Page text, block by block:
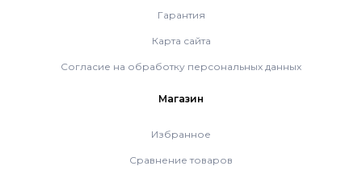
Системы дымоудаления
Гарантия
Карта сайта
Согласие на обработку персональных данных
Магазин
Избранное
Сравнение товаров